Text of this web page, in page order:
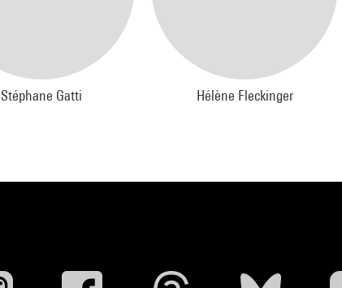
Stéphane Gatti Hélène Fleckinger